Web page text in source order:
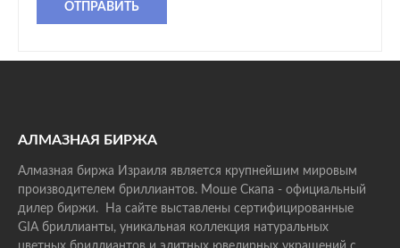
ОТПРАВИТЬ
АЛМАЗНАЯ БИРЖА
Алмазная биржа Израиля является крупнейшим мировым
производителем бриллиантов. Моше Скапа - официальный
дилер биржи. На сайте выставлены сертифицированные
GIA бриллианты, уникальная коллекция натуральных